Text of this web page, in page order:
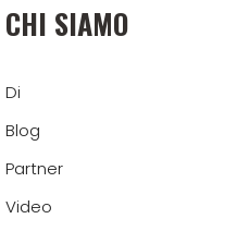
CHI SIAMO
Di
Blog
Partner
Video